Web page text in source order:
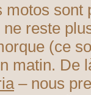
motos sont
reste
(ce
matin. De
– nous